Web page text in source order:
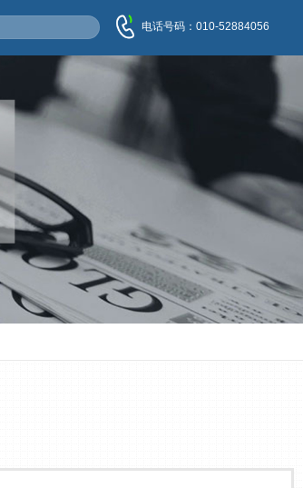
电话号码：010-52884056